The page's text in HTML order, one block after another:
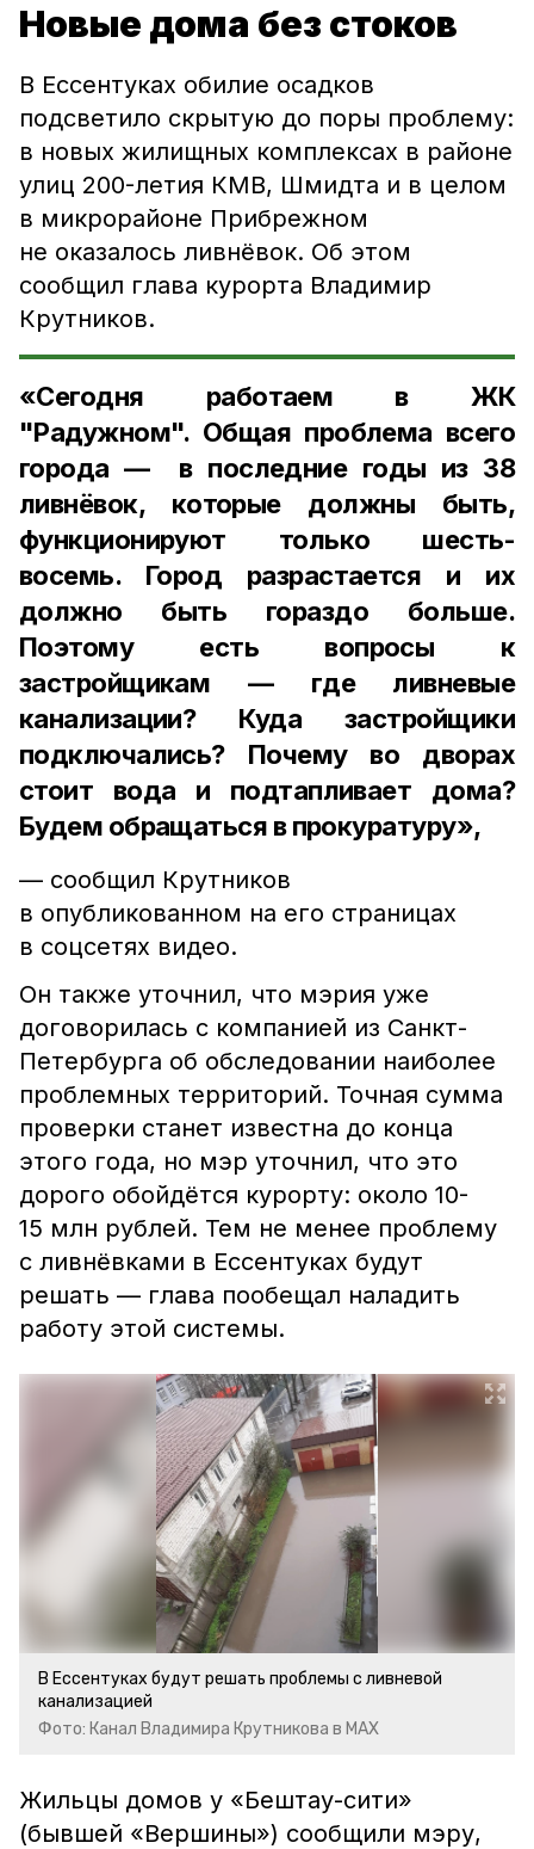
Новые дома без стоков
В Ессентуках обилие осадков
подсветило скрытую до поры проблему:
в новых жилищных комплексах в районе
улиц 200-летия КМВ, Шмидта и в целом
в микрорайоне Прибрежном
не оказалось ливнёвок. Об этом
сообщил глава курорта Владимир
Крутников.
«Сегодня работаем в ЖК
"Радужном". Общая проблема всего
города — в последние годы из 38
ливнёвок, которые должны быть,
функционируют только шесть-
восемь. Город разрастается и их
должно быть гораздо больше.
Поэтому есть вопросы к
застройщикам — где ливневые
канализации? Куда застройщики
подключались? Почему во дворах
стоит вода и подтапливает дома?
Будем обращаться в прокуратуру»,
— сообщил Крутников
в опубликованном на его страницах
в соцсетях видео.
Он также уточнил, что мэрия уже
договорилась с компанией из Санкт-
Петербурга об обследовании наиболее
проблемных территорий. Точная сумма
проверки станет известна до конца
этого года, но мэр уточнил, что это
дорого обойдётся курорту: около 10-
15 млн рублей. Тем не менее проблему
с ливнёвками в Ессентуках будут
решать — глава пообещал наладить
работу этой системы.
В Ессентуках будут решать проблемы с ливневой
канализацией
Фото: Канал Владимира Крутникова в МАХ
Жильцы домов у «Бештау-сити»
(бывшей «Вершины») сообщили мэру,